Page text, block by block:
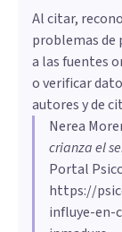
Al citar,
problemas de
a las fuentes
o verificar
autores y de
Nerea
crianza el
Portal
https://
influye-en-